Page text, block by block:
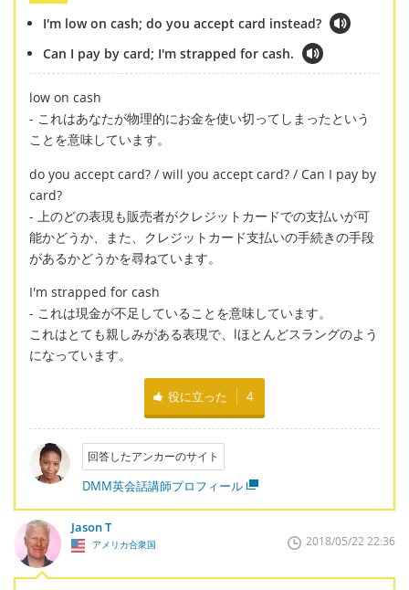
I'm low on cash; do you accept card instead?
Can I pay by card; I'm strapped for cash.
low on cash
- これはあなたが物理的にお金を使い切ってしまったという
ことを意味しています。
do you accept card? / will you accept card? / Can I pay by
card?
- 上のどの表現も販売者がクレジットカードでの支払いが可
能かどうか、また、クレジットカード支払いの手続きの手段
があるかどうかを尋ねています。
I'm strapped for cash
- これは現金が不足していることを意味しています。
これはとても親しみがある表現で、lほとんどスラングのよう
になっています。
役に立った 4
回答したアンカーのサイト
DMM英会話講師プロフィール
Jason T
アメリカ合衆国 2018/05/22 22:36